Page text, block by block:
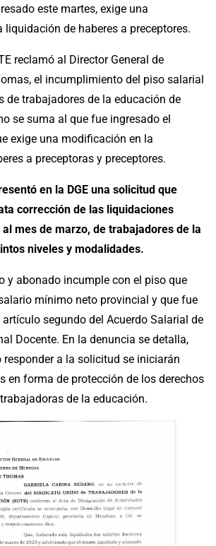
este martes, exige una
de haberes a preceptores.
reclamó al Director General de
el incumplimiento del piso salarial
de trabajadores de la educación de
se suma al que fue ingresado el
exige una modificación en la
a preceptoras y preceptores.
en la DGE una solicitud que
corrección de las liquidaciones
mes de marzo, de trabajadores de la
niveles y modalidades.
y abonado incumple con el piso que
mínimo neto provincial y que fue
segundo del Acuerdo Salarial de
Docente. En la denuncia se detalla,
responder a la solicitud se iniciarán
en forma de protección de los derechos
de la educación.